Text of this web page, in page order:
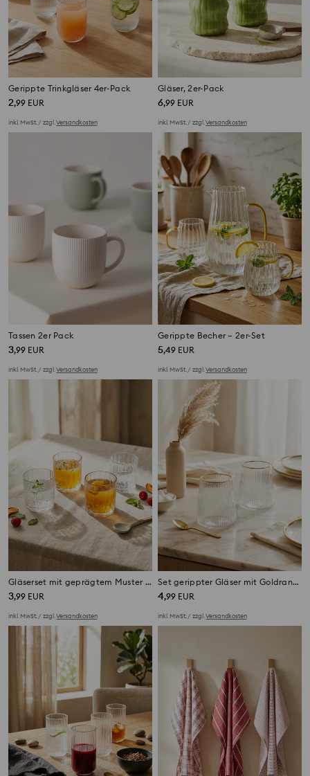
Gerippte Trinkgläser 4er-Pack
2,99 EUR
inkl. MwSt. / zzgl.Versandkosten
Gläser, 2er-Pack
6,99 EUR
inkl. MwSt. / zzgl.Versandkosten
Tassen 2er Pack
3,99 EUR
inkl. MwSt. / zzgl.Versandkosten
Gerippte Becher – 2er-Set
5,49 EUR
inkl. MwSt. / zzgl.Versandkosten
Gläserset mit geprägtem Muster 4 pack
3,99 EUR
inkl. MwSt. / zzgl.Versandkosten
Set gerippter Gläser mit Goldrand 2 pack
4,99 EUR
inkl. MwSt. / zzgl.Versandkosten